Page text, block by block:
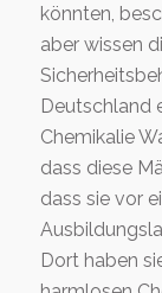
könnten,
aber wissen
Deutschland
Chemikalie
dass diese
dass sie vor
Dort haben